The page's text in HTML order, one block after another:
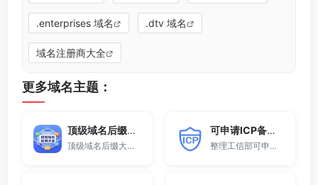
.enterprises 域名 .dtv 域名
域名注册商大全
更多域名主题：
顶级域名后缀大全
顶级域名后缀大全收录全球已开放注册的所有TLD后缀，包括gTLD、ccTLD、品牌域名后缀等。
可申请ICP备案域名后缀大全
整理工信部可申请ICP网站备案的域名后缀大全。